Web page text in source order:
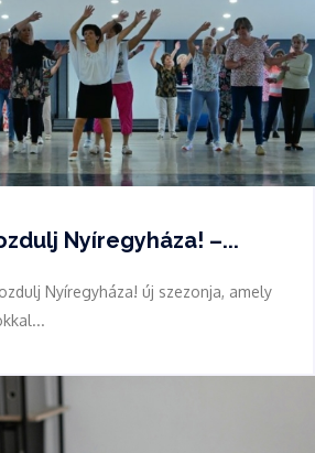
Nyíregyháza! –...
Nyíregyháza! új szezonja, amely